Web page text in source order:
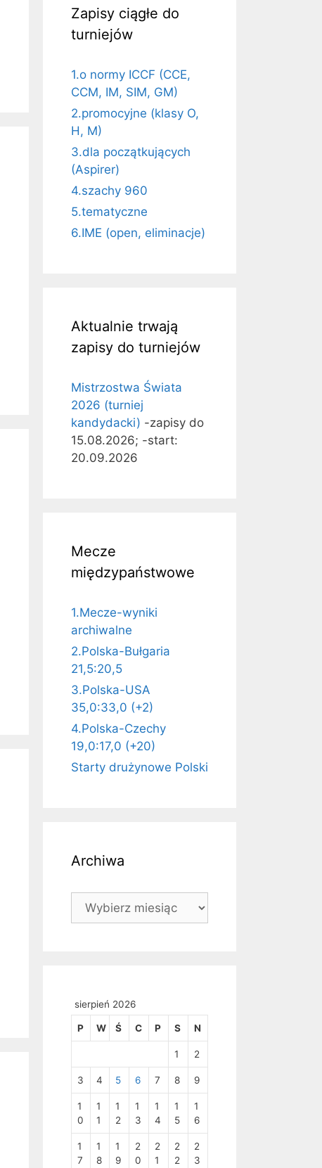
Zapisy ciągłe do
turniejów
1.o normy ICCF (CCE,
CCM, IM, SIM, GM)
2.promocyjne (klasy O,
H, M)
3.dla początkujących
(Aspirer)
4.szachy 960
5.tematyczne
6.IME (open, eliminacje)
Aktualnie trwają
zapisy do turniejów
Mistrzostwa Świata
2026 (turniej
kandydacki) -zapisy do
15.08.2026; -start:
20.09.2026
Mecze
międzypaństwowe
1.Mecze-wyniki
archiwalne
2.Polska-Bułgaria
21,5:20,5
3.Polska-USA
35,0:33,0 (+2)
4.Polska-Czechy
19,0:17,0 (+20)
Starty drużynowe Polski
Archiwa
Archiwa
sierpień 2026
P W Ś C P S N
1 2
3 4 5 6 7 8 9
1
0
1
1
1
2
1
3
1
4
1
5
1
6
1
7
1
8
1
9
2
0
2
1
2
2
2
3